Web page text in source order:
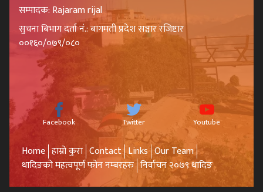
सम्पादक: Rajaram rijal
सुचना बिभाग दर्ता नं.: बागमती प्रदेश सञ्चार रजिष्टार
००१६०/०७९/०८०
Facebook Twitter Youtube
Home हाम्रो कुरा Contact Links Our Team
धादिङको महत्वपूर्ण फोन नम्बरहरु निर्वाचन २०७९ धादिङ